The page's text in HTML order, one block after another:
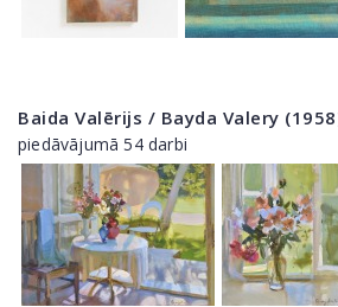
Baida Valērijs / Bayda Valery
piedāvājumā 54 darbi